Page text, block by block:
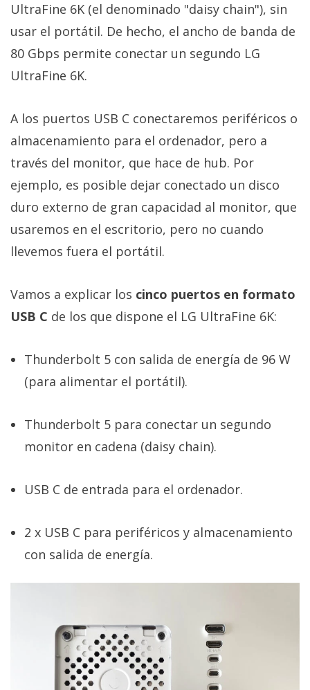
UltraFine 6K (el denominado "daisy chain"), sin
usar el portátil. De hecho, el ancho de banda de
80 Gbps permite conectar un segundo LG
UltraFine 6K.
A los puertos USB C conectaremos periféricos o
almacenamiento para el ordenador, pero a
través del monitor, que hace de hub. Por
ejemplo, es posible dejar conectado un disco
duro externo de gran capacidad al monitor, que
usaremos en el escritorio, pero no cuando
llevemos fuera el portátil.
Vamos a explicar los cinco puertos en formato
USB C de los que dispone el LG UltraFine 6K:
Thunderbolt 5 con salida de energía de 96 W
(para alimentar el portátil).
Thunderbolt 5 para conectar un segundo
monitor en cadena (daisy chain).
USB C de entrada para el ordenador.
2 x USB C para periféricos y almacenamiento
con salida de energía.